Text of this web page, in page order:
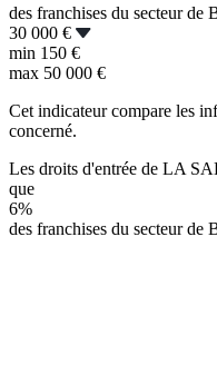
des franchises du secteur de
30 000 €
min 150 €
max 50 000 €
Cet indicateur compare les
concerné.
Les droits d'entrée de LA
que
6%
des franchises du secteur de